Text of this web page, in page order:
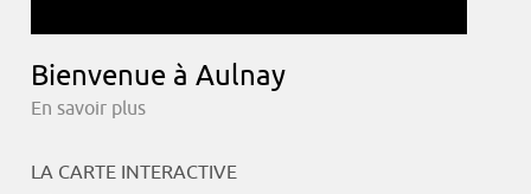
Bienvenue à Aulnay
En savoir plus
LA CARTE INTERACTIVE